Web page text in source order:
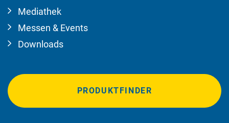
Mediathek
Messen & Events
Downloads
PRODUKTFINDER